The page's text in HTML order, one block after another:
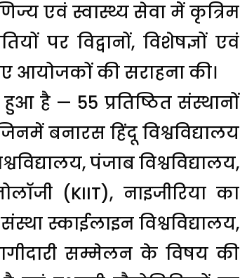
एवं स्वास्थ्य सेवा में कृत्रिम
पर विद्वानों, विशेषज्ञों एवं
आयोजकों की सराहना की।
है — 55 प्रतिष्ठित संस्थानों
बनारस हिंदू विश्वविद्यालय
पंजाब विश्वविद्यालय,
(KIIT), नाइजीरिया का
स्काईलाइन विश्वविद्यालय,
सम्मेलन के विषय की